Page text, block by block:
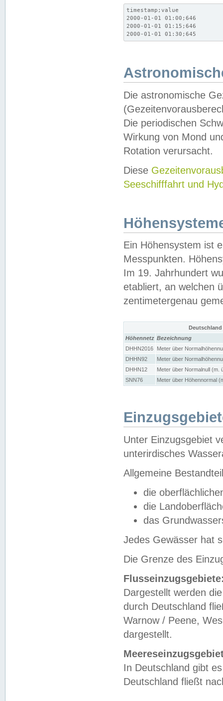
timestamp;value
2000-01-01 01:00;646
2000-01-01 01:15;646
2000-01-01 01:30;645
Die astronomische
Die periodischen
Wirkung von Mond
Rotation verursacht.
Diese
Seeschifffahrt und
Ein Höhensystem ist
Messpunkten.
Im 19. Jahrhundert
etabliert, an welchen
zentimetergenau
Höhennetz Bezeichnung
DHHN2016
Meter über
DHHN92
Meter über
DHHN12
Meter über Normalnull (m.
SNN76
Meter über Höhennormal
Unter Einzugsgebiet
unterirdisches
Allgemeine
die
die
das
Jedes Gewässer hat
Die Grenze des
Dargestellt werden
durch Deutschland
Warnow / Peene,
dargestellt.
In Deutschland gibt
Deutschland fließt